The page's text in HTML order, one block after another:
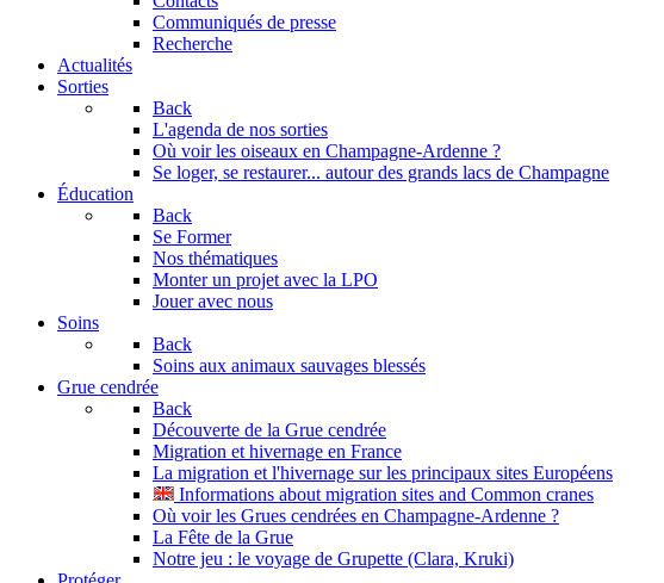
Communiqués de presse
Recherche
Actualités
Sorties
Back
L'agenda de nos sorties
Où voir les oiseaux en Champagne-Ardenne ?
Se loger, se restaurer... autour des grands lacs de Champagne
Éducation
Back
Se Former
Nos thématiques
Monter un projet avec la LPO
Jouer avec nous
Soins
Back
Soins aux animaux sauvages blessés
Grue cendrée
Back
Découverte de la Grue cendrée
Migration et hivernage en France
La migration et l'hivernage sur les principaux sites Européens
Informations about migration sites and Common cranes
Où voir les Grues cendrées en Champagne-Ardenne ?
La Fête de la Grue
Notre jeu : le voyage de Grupette (Clara, Kruki)